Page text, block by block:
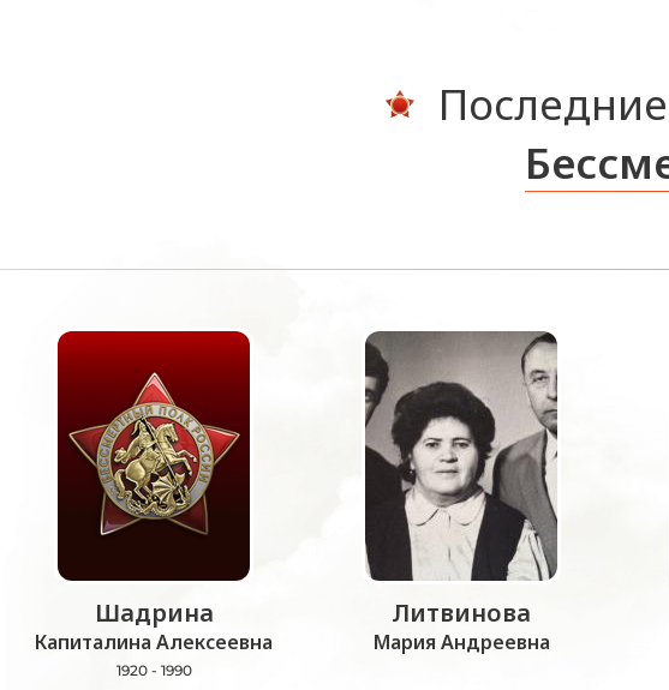
Шадрина
Капиталина Алексеевна
1920 - 1990
Литвинова
Мария Андреевна